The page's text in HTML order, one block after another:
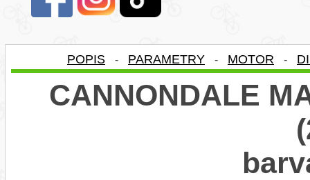
POPIS - PARAMETRY - MOTOR -
CANNONDALE